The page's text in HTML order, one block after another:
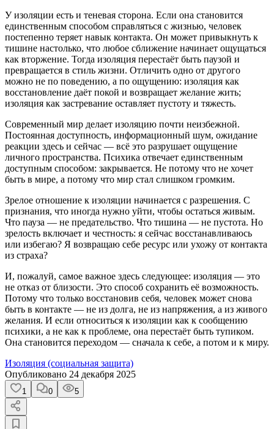
У изоляции есть и теневая сторона. Если она становится
единственным способом справляться с жизнью, человек
постепенно теряет навык контакта. Он может привыкнуть к
тишине настолько, что любое сближение начинает ощущаться
как вторжение. Тогда изоляция перестаёт быть паузой и
превращается в стиль жизни. Отличить одно от другого
можно не по поведению, а по ощущению: изоляция как
восстановление даёт покой и возвращает желание жить;
изоляция как застревание оставляет пустоту и тяжесть.
Современный мир делает изоляцию почти неизбежной.
Постоянная доступность, информационный шум, ожидание
реакции здесь и сейчас — всё это разрушает ощущение
личного пространства. Психика отвечает единственным
доступным способом: закрывается. Не потому что не хочет
быть в мире, а потому что мир стал слишком громким.
Зрелое отношение к изоляции начинается с разрешения. С
признания, что иногда нужно уйти, чтобы остаться живым.
Что пауза — не предательство. Что тишина — не пустота. Но
зрелость включает и честность: я сейчас восстанавливаюсь
или избегаю? Я возвращаю себе ресурс или ухожу от контакта
из страха?
И, пожалуй, самое важное здесь следующее: изоляция — это
не отказ от близости. Это способ сохранить её возможность.
Потому что только восстановив себя, человек может снова
быть в контакте — не из долга, не из напряжения, а из живого
желания. И если относиться к изоляции как к сообщению
психики, а не как к проблеме, она перестаёт быть тупиком.
Она становится переходом — сначала к себе, а потом и к миру.
Изоляция (социальная защита)
Опубликовано 24 декабря 2025
1 0 5